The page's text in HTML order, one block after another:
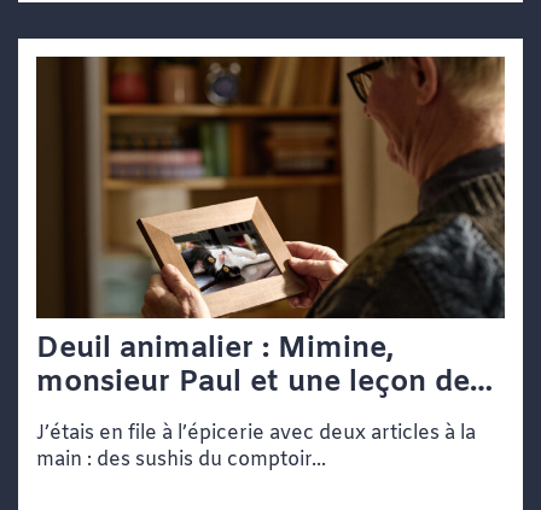
Deuil animalier : Mimine,
monsieur Paul et une leçon de
vie dans une file d’attente
J’étais en file à l’épicerie avec deux articles à la
main : des sushis du comptoir...